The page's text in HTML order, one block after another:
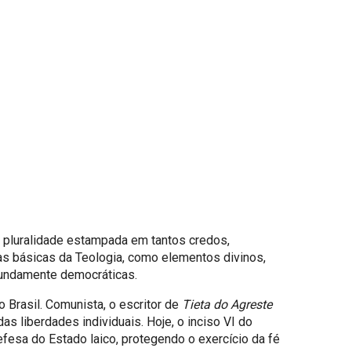
estampada em tantos credos,
básicas da Teologia, como elementos divinos,
democráticas.
Brasil. Comunista, o escritor de Tieta do Agreste
liberdades individuais. Hoje, o inciso VI do
do Estado laico, protegendo o exercício da fé